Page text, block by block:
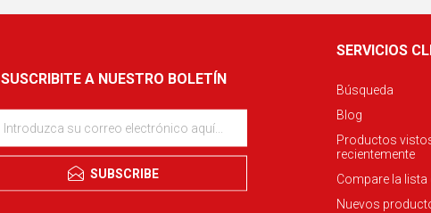
SUSCRIBITE A NUESTRO BOLETÍN
SUBSCRIBE
SERVICIOS
Búsqueda
Blog
Productos
recientemente
Compare la
Nuevos